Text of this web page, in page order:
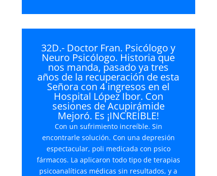
audio
32D.- Doctor Fran. Psicólogo y
Neuro Psicólogo. Historia que
nos manda, pasado ya tres
años de la recuperación de esta
Señora con 4 ingresos en el
Hospital López Ibor. Con
sesiones de Acupirámide
Mejoró. Es ¡INCREÍBLE!
Con un sufrimiento increíble. Sin
encontrarle solución. Con una depresión
espectacular, poli medicada con psico
fármacos. La aplicaron todo tipo de terapias
psicoanalíticas médicas sin resultados, y a